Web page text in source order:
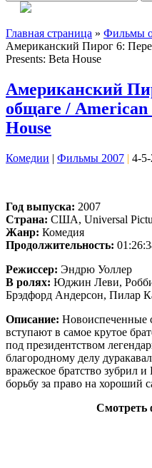
Главная страница » Фильмы
Американский Пирог 6:
Presents: Beta House
Американский
общаге / American
House
Комедии | Фильмы 2007 | 4-
Год выпуска: 2007
Страна: США, Universal
Жанр: Комедия
Продолжительность:
Режиссер: Эндрю Уоллер
В ролях: Юджин Леви,
Брэдфорд Андерсон, Пилар
Описание: Новоиспеченные
вступают в самое крутое
под президентством
благородному делу
вражеское братство зубрил
борьбу за право на хороший
Смотреть